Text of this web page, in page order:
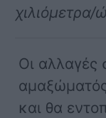
χιλιόμετρα/
Οι αλλαγές
αμαξώματός
και θα